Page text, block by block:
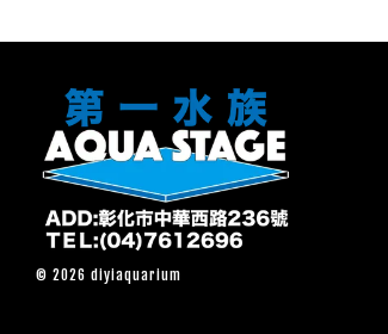
© 2026 diyiaquarium